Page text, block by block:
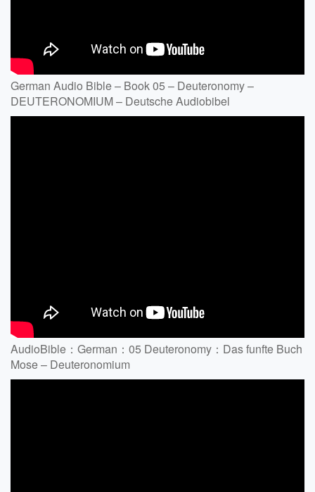
German Audio Bible – Book 05 – Deuteronomy –
DEUTERONOMIUM – Deutsche Audiobibel
AudioBible：German：05 Deuteronomy：Das funfte Buch
Mose – Deuteronomium